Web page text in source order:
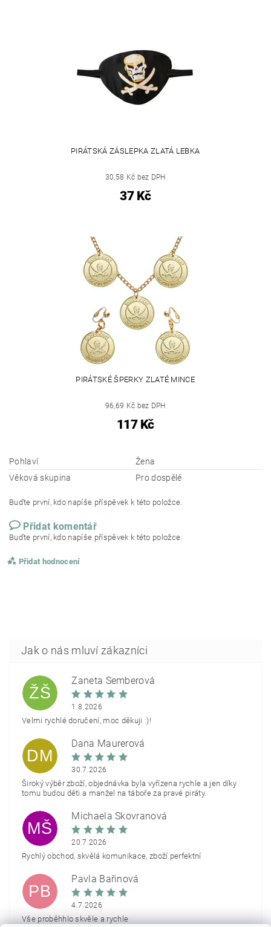
PIRÁTSKÁ ZÁSLEPKA ZLATÁ LEBKA
30,58 Kč bez DPH
37 Kč
PIRÁTSKÉ ŠPERKY ZLATÉ MINCE
96,69 Kč bez DPH
117 Kč
Pohlaví
Žena
Věková skupina
Pro dospělé
Buďte první, kdo napíše příspěvek k této položce.
Přidat komentář
Buďte první, kdo napíše příspěvek k této položce.
Přidat hodnocení
ŽŠ
Žaneta Šemberová
1.8.2026
Velmi rychlé doručení, moc děkuji :)!
DM
Dana Maurerová
30.7.2026
Široký výběr zboží, objednávka byla vyřízena rychle a jen díky
tomu budou děti a manžel na táboře za pravé piráty.
MŠ
Michaela Škovranová
20.7.2026
Rychlý obchod, skvělá komunikace, zboží perfektní
PB
Pavla Bařinová
4.7.2026
Vše proběhhlo skvěle a rychle